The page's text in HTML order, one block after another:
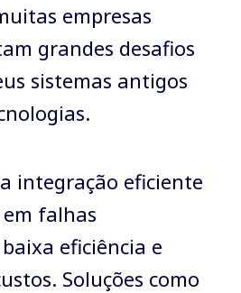
empresas
grandes desafios
sistemas antigos
integração eficiente
falhas
eficiência e
Soluções como